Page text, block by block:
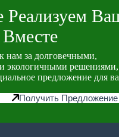
Реализуем
нам за долговечными,
экологичными решениями,
предложение для
Получить Предложение